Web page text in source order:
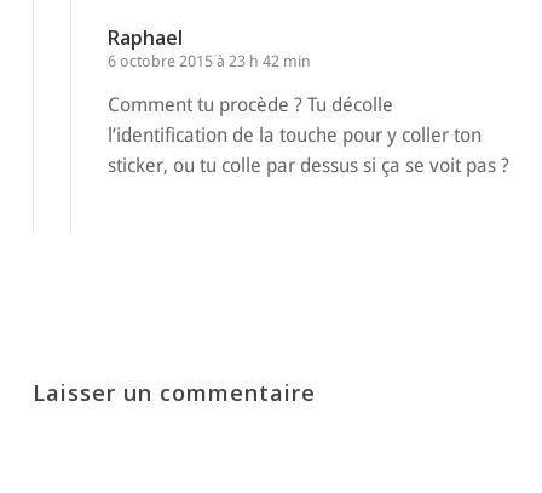
Raphael
6 octobre 2015 à 23 h 42 min
Comment tu procède ? Tu décolle
l’identification de la touche pour y coller ton
sticker, ou tu colle par dessus si ça se voit pas ?
Laisser un commentaire